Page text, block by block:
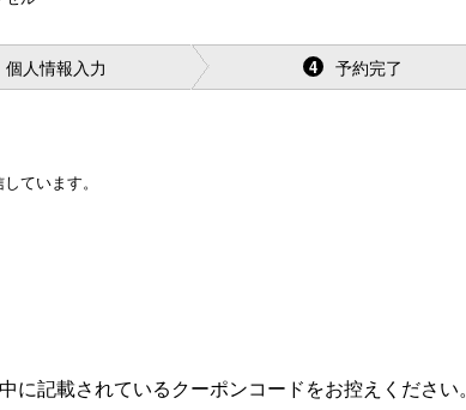
個人情報入力 4 予約完了
ています。
記載されているクーポンコードをお控えください。